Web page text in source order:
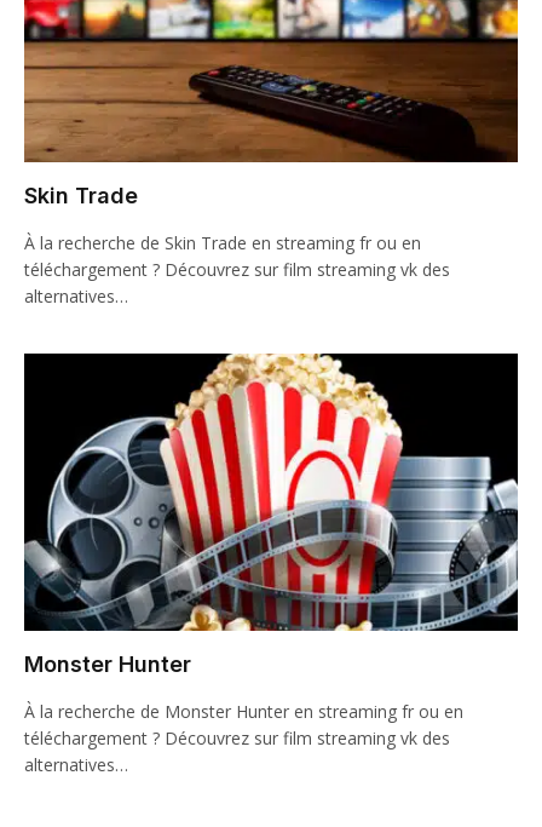
Skin Trade
À la recherche de Skin Trade en streaming fr ou en
téléchargement ? Découvrez sur film streaming vk des
alternatives…
Monster Hunter
À la recherche de Monster Hunter en streaming fr ou en
téléchargement ? Découvrez sur film streaming vk des
alternatives…